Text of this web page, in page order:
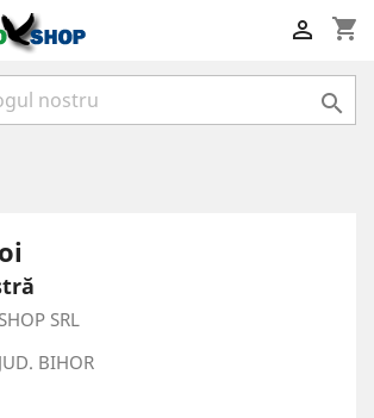
shopping_cart


SRL
BIHOR